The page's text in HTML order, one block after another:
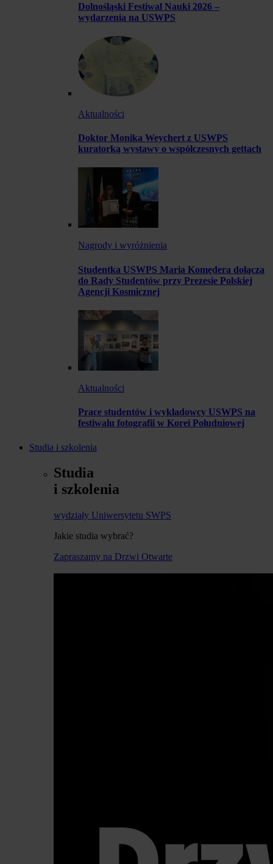
Dolnośląski Festiwal Nauki 2026 –
wydarzenia na USWPS
Aktualności
Doktor Monika Weychert z USWPS
kuratorką wystawy o współczesnych gettach
Nagrody i wyróżnienia
Studentka USWPS Maria Komędera dołącza
do Rady Studentów przy Prezesie Polskiej
Agencji Kosmicznej
Aktualności
Prace studentów i wykładowcy USWPS na
festiwalu fotografii w Korei Południowej
Studia i szkolenia
Studia
i szkolenia
wydziały Uniwersytetu SWPS
Jakie studia wybrać?
Zapraszamy na Drzwi Otwarte